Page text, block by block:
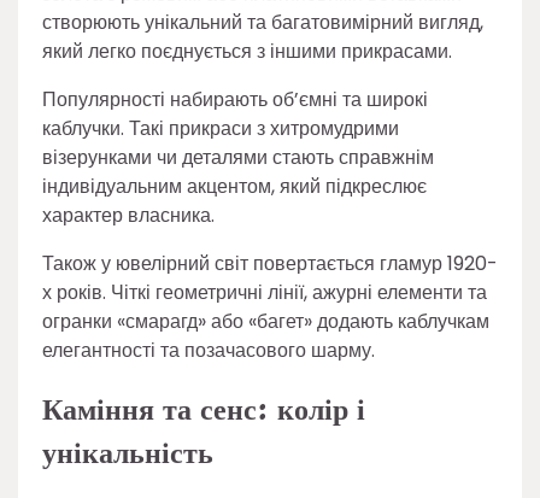
створюють унікальний та багатовимірний вигляд,
який легко поєднується з іншими прикрасами.
Популярності набирають об’ємні та широкі
каблучки. Такі прикраси з хитромудрими
візерунками чи деталями стають справжнім
індивідуальним акцентом, який підкреслює
характер власника.
Також у ювелірний світ повертається гламур 1920-
х років. Чіткі геометричні лінії, ажурні елементи та
огранки «смарагд» або «багет» додають каблучкам
елегантності та позачасового шарму.
Каміння та сенс: колір і
унікальність